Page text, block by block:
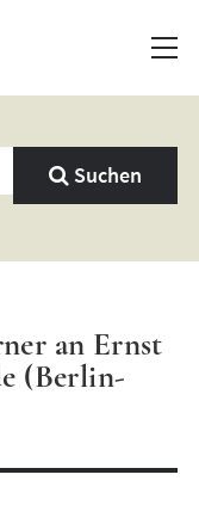
Suchen
an Ernst
(Berlin-